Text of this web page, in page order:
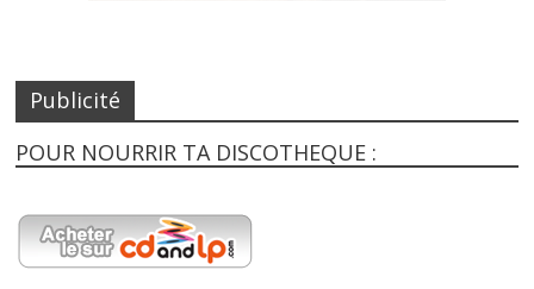
Publicité
POUR NOURRIR TA DISCOTHEQUE :